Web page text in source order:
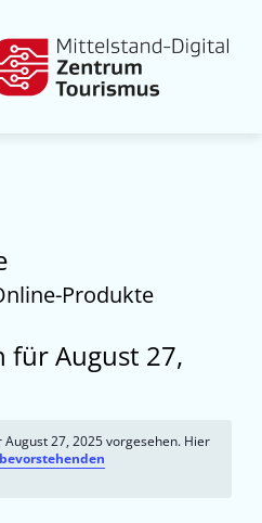
Produkte
für August 27,
27, 2025 vorgesehen. Hier